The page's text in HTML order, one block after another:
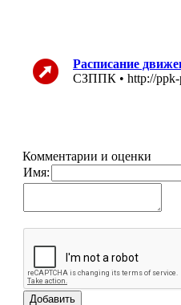
Расписание
СЗППК • http://ppk-
Комментарии и оценки
Имя: